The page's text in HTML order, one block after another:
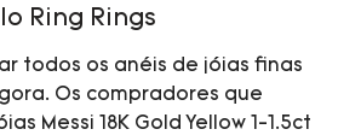
Ring Rings
todos os anéis de jóias finas
Os compradores que
Messi 18K Gold Yellow 1-1.5ct